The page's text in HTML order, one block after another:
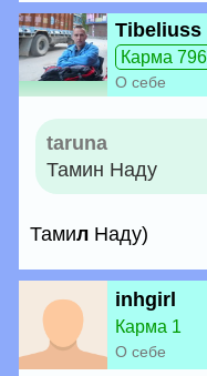
Tibeliuss
Карма 796
О себе
taruna
Тамин Наду
Тамил Наду)
inhgirl
Карма 1
О себе